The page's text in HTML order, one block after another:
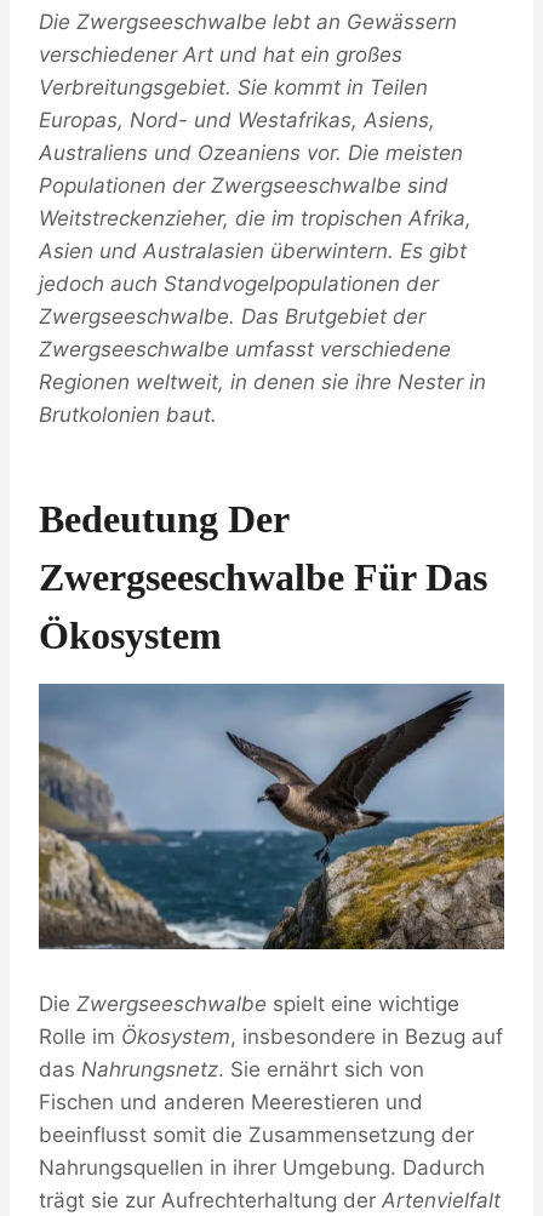
Die Zwergseeschwalbe lebt an Gewässern
verschiedener Art und hat ein großes
Verbreitungsgebiet. Sie kommt in Teilen
Europas, Nord- und Westafrikas, Asiens,
Australiens und Ozeaniens vor. Die meisten
Populationen der Zwergseeschwalbe sind
Weitstreckenzieher, die im tropischen Afrika,
Asien und Australasien überwintern. Es gibt
jedoch auch Standvogelpopulationen der
Zwergseeschwalbe. Das Brutgebiet der
Zwergseeschwalbe umfasst verschiedene
Regionen weltweit, in denen sie ihre Nester in
Brutkolonien baut.
Bedeutung Der
Zwergseeschwalbe Für Das
Ökosystem
Die Zwergseeschwalbe spielt eine wichtige
Rolle im Ökosystem, insbesondere in Bezug auf
das Nahrungsnetz. Sie ernährt sich von
Fischen und anderen Meerestieren und
beeinflusst somit die Zusammensetzung der
Nahrungsquellen in ihrer Umgebung. Dadurch
trägt sie zur Aufrechterhaltung der Artenvielfalt